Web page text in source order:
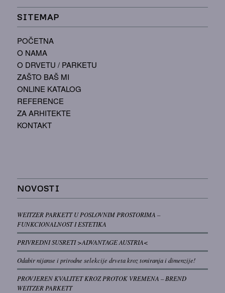
SITEMAP
POČETNA
O NAMA
O DRVETU / PARKETU
ZAŠTO BAŠ MI
ONLINE KATALOG
REFERENCE
ZA ARHITEKTE
KONTAKT
NOVOSTI
WEITZER PARKETT U POSLOVNIM PROSTORIMA –
FUNKCIONALNOST I ESTETIKA
PRIVREDNI SUSRETI >ADVANTAGE AUSTRIA<
Odabir nijanse i prirodne selekcije drveta kroz toniranja i dimenzije!
PROVJEREN KVALITET KROZ PROTOK VREMENA – BREND
WEITZER PARKETT